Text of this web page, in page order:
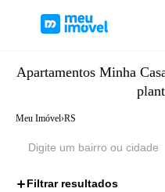
Apartamentos Minha
Meu Imóvel›RS
Filtrar resultados